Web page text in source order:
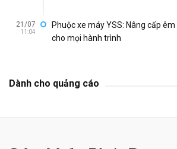
21/07
11:04
Phuộc xe máy YSS: Nâng cấp
cho mọi hành trình
Dành cho quảng cáo